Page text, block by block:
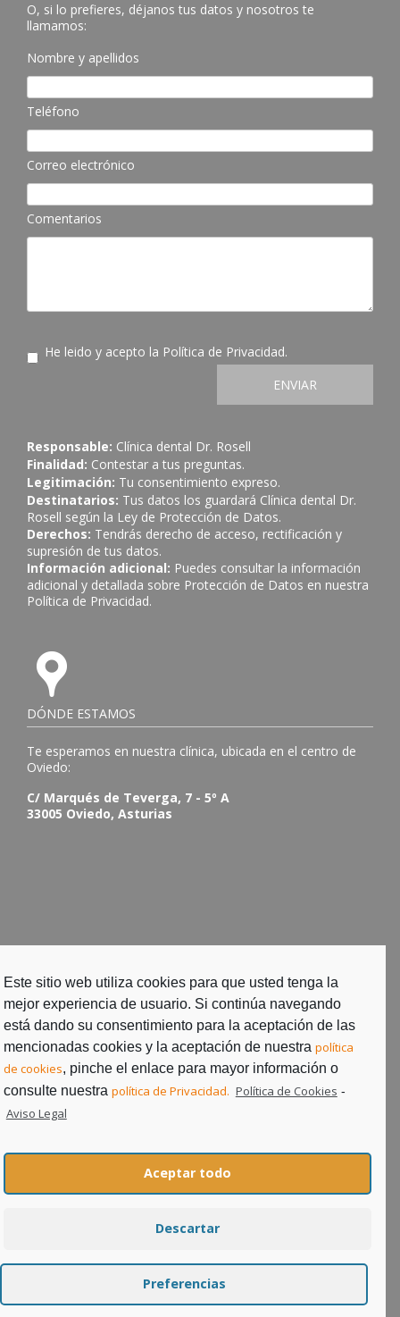
O, si lo prefieres, déjanos tus datos y nosotros te
llamamos:
Nombre y apellidos
Teléfono
Correo electrónico
Comentarios
He leido y acepto la Política de Privacidad.
ENVIAR
Responsable: Clínica dental Dr. Rosell
Finalidad: Contestar a tus preguntas.
Legitimación: Tu consentimiento expreso.
Destinatarios: Tus datos los guardará Clínica dental Dr.
Rosell según la Ley de Protección de Datos.
Derechos: Tendrás derecho de acceso, rectificación y
supresión de tus datos.
Información adicional: Puedes consultar la información
adicional y detallada sobre Protección de Datos en nuestra
Política de Privacidad.
DÓNDE ESTAMOS
Te esperamos en nuestra clínica, ubicada en el centro de
Oviedo:
C/ Marqués de Teverga, 7 - 5º A
33005 Oviedo, Asturias
Política de Privacidad
Aviso legal|Política de privacidad|Política de cookies
Este sitio web utiliza cookies para que usted tenga la
mejor experiencia de usuario. Si continúa navegando
está dando su consentimiento para la aceptación de las
mencionadas cookies y la aceptación de nuestrapolítica
de cookies, pinche el enlace para mayor información o
consulte nuestrapolítica de Privacidad. Política de Cookies -
Aviso Legal
Aceptar todo
Descartar
Preferencias